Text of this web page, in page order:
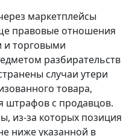
маркетплейсы
правовые отношения
и торговыми
разбирательств
случаи утери
товара,
штрафов с продавцов.
из-за которых позиция
ниже указанной в